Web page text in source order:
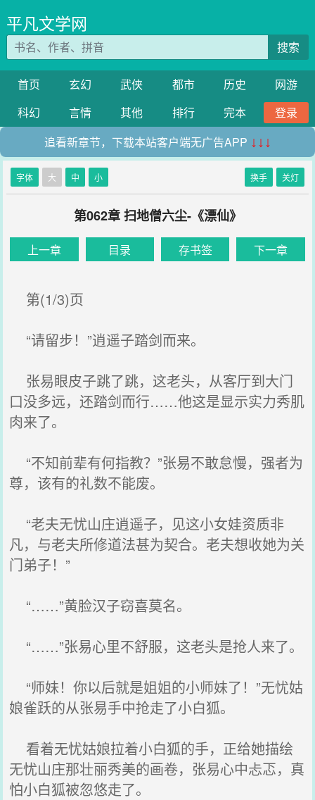
平凡文学网
搜索
首页 玄幻 武侠 都市 历史
网游
科幻
言情 其他 排行 完本
登录
追看新章节，下载本站客户端无广告APP ↓↓↓
字体 大 中 小 换手 关灯
第062章 扫地僧六尘-《漂仙》
上一章 目录 存书签 下一章
第(1/3)页
“请留步！”逍遥子踏剑而来。
张易眼皮子跳了跳，这老头，从客厅到大门
口没多远，还踏剑而行……他这是显示实力秀肌
肉来了。
“不知前辈有何指教？”张易不敢怠慢，强者为
尊，该有的礼数不能废。
“老夫无忧山庄逍遥子，见这小女娃资质非
凡，与老夫所修道法甚为契合。老夫想收她为关
门弟子！”
“……”黄脸汉子窃喜莫名。
“……”张易心里不舒服，这老头是抢人来了。
“师妹！你以后就是姐姐的小师妹了！”无忧姑
娘雀跃的从张易手中抢走了小白狐。
看着无忧姑娘拉着小白狐的手，正给她描绘
无忧山庄那壮丽秀美的画卷，张易心中忐忑，真
怕小白狐被忽悠走了。